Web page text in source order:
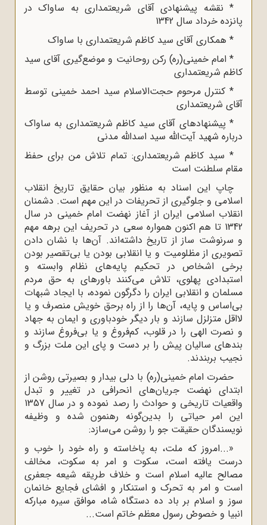
* نقشه پیشنهادی آقای شریعتمداری به ساواک در
پانزده خرداد سال 1342
* همکاری آقای سید کاظم شریعتمداری با ساواک
* امام خمینی(ره) رکن روحانیت و موضع‌گیری آقای سید
کاظم شریعتمداری
* کنترل مرحوم حجت‌الاسلام سید احمد خمینی توسط
آقای شریعتمداری
* پیشنهادهای آقای سید کاظم شریعتمداری به ساواک
درباره شهید آیت‌الله سید اسدالله مدنی
* سید کاظم شریعتمداری: تمام تلاش‌ من برای حفظ
مقام سلطنت است
چاپ این اسناد به منظور بیان حقایق تاریخ انقلاب
اسلامی و جلوگیری از تحریفات در این مهم است. دشمنان
انقلاب اسلامی ایران از آغاز نهضت امام خمینی در سال
1342 تا هم اکنون همواره سعی در تحریف این برهه مهم
و سرنوشت ساز از تاریخ داشته‌اند. آن‌ها با نشان دادن
تصویری از مظلومیت و یا انقلابی بودن یا بی‌تقصیر بودن
برخی اشخاص در تحکیم پایه‌های نظام وابسته و
استبدادی پهلوی، تلاش می‌کنند باورهای به حق مردم
مسلمان و انقلابی ایران را دگرگون نموده، با ایجاد شبهات
بی‌اساس و پایه، آن‌ها را از راه برحق خویش منصرف و یا
لااقل متزلزل سازند و بار دیگر خودباوری و ایمان به جهاد
و نصرت الهی را در قلوب، کم‌فروغ و یا بی‌فروغ سازند و
بندهای سالیان پیش را بر دست و پای این ملت بزرگ و
نجیب بربندند.
حضرت امام خمینی(ره) با دلی بیدار و بصیرتی روشن از
ابتدای نهضت جریان‌های انحرافی در تغییر و تبدل
واقعیات تاریخی و حوادث را رصد نموده و در سال 1357
این امر حیاتی را بدین‌گونه رهنمون شده و وظیفه
نویسندگان حقیقت جو را روشن می‌سازد:
«...امروز که ملت، به پاخاسته و راه خود را خوب و
درست یافته است، سکوت و امر به سکوت، مخالف
مصالح عالیه اسلام است و خلاف طریقه شیعه جعفری
است و امر به تحرک و استنکار و افشای فجایع خانمان
سوز و اسلام بر باد ده دستگاه شاه، موافق سیره مبارکه
انبیا و خصوصْ رسول معظم خاتم است...